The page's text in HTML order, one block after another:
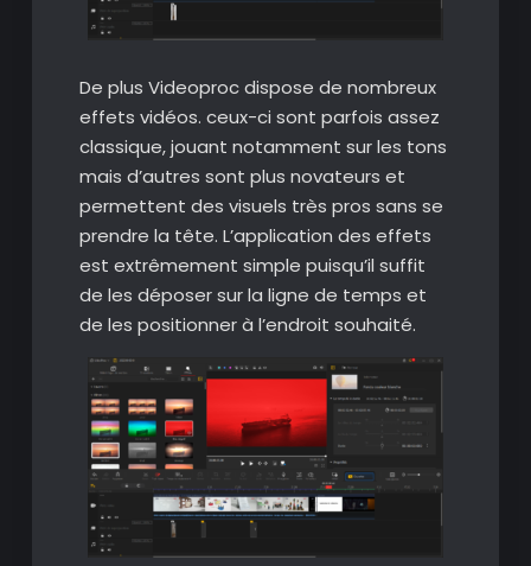
De plus Videoproc dispose de nombreux
effets vidéos. ceux-ci sont parfois assez
classique, jouant notamment sur les tons
mais d’autres sont plus novateurs et
permettent des visuels très pros sans se
prendre la tête. L’application des effets
est extrêmement simple puisqu’il suffit
de les déposer sur la ligne de temps et
de les positionner à l’endroit souhaité.